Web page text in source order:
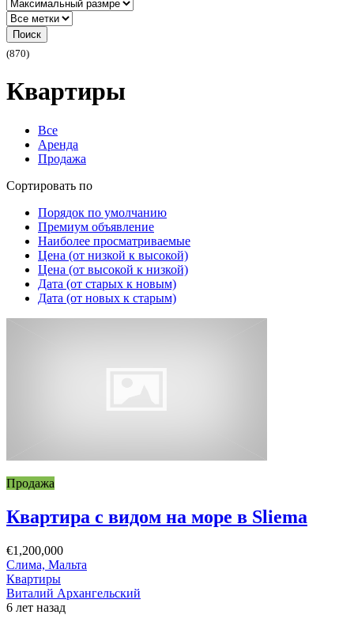
Поиск
(870)
Квартиры
Все
Аренда
Продажа
Сортировать по
Порядок по умолчанию
Премиум объявление
Наиболее просматриваемые
Цена (от низкой к высокой)
Цена (от высокой к низкой)
Дата (от старых к новым)
Дата (от новых к старым)
Продажа
Квартира с видом на море в Sliema
€1,200,000
Слима, Мальта
Квартиры
Виталий Архангельский
6 лет назад